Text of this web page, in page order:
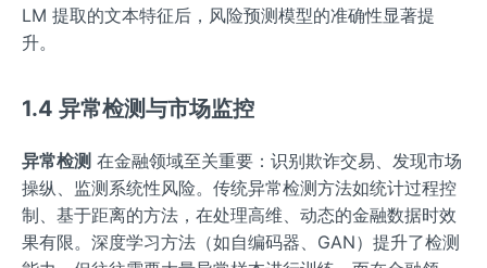
LM 提取的文本特征后，风险预测模型的准确性显著提
升。
1.4 异常检测与市场监控
异常检测 在金融领域至关重要：识别欺诈交易、发现市场
操纵、监测系统性风险。传统异常检测方法如统计过程控
制、基于距离的方法，在处理高维、动态的金融数据时效
果有限。深度学习方法（如自编码器、GAN）提升了检测